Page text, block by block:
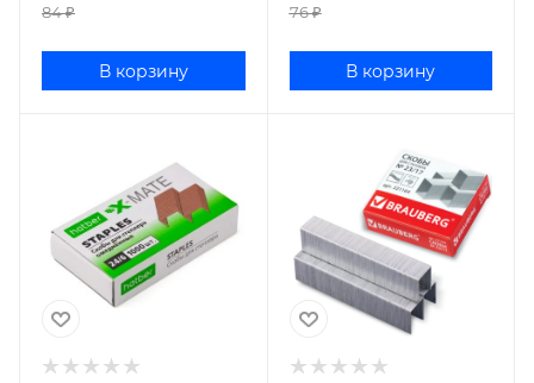
84₽
В корзину
76₽
В корзину